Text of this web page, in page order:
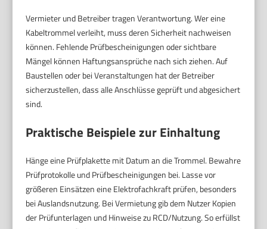
Vermieter und Betreiber tragen Verantwortung. Wer eine
Kabeltrommel verleiht, muss deren Sicherheit nachweisen
können. Fehlende Prüfbescheinigungen oder sichtbare
Mängel können Haftungsansprüche nach sich ziehen. Auf
Baustellen oder bei Veranstaltungen hat der Betreiber
sicherzustellen, dass alle Anschlüsse geprüft und abgesichert
sind.
Praktische Beispiele zur Einhaltung
Hänge eine Prüfplakette mit Datum an die Trommel. Bewahre
Prüfprotokolle und Prüfbescheinigungen bei. Lasse vor
größeren Einsätzen eine Elektrofachkraft prüfen, besonders
bei Auslandsnutzung. Bei Vermietung gib dem Nutzer Kopien
der Prüfunterlagen und Hinweise zu RCD/Nutzung. So erfüllst